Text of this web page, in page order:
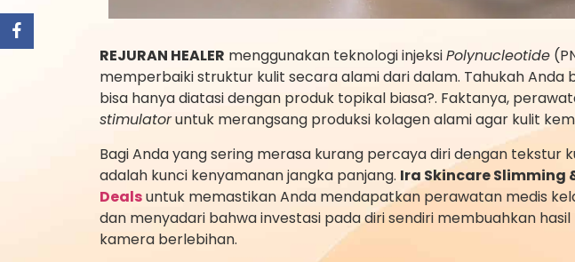
REJURAN HEALER menggunakan teknologi injeksiPolynucleotide
memperbaiki struktur kulit secara alami dari dalam. Tahukah
bisa hanya diatasi dengan produk topikal biasa?. Faktanya,
stimulatoruntuk merangsang produksi kolagen alami agar kulit
Bagi Anda yang sering merasa kurang percaya diri dengan
adalah kunci kenyamanan jangka panjang. Ira Skincare Slimming
Dealsuntuk memastikan Anda mendapatkan perawatan medis
dan menyadari bahwa investasi pada diri sendiri membuahkan
kamera berlebihan.